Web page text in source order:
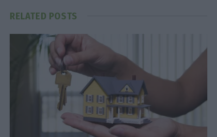
RELATED POSTS